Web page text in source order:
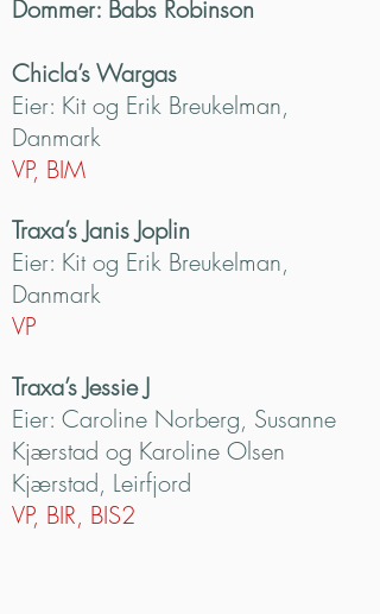
Dommer: Babs Robinson
Chicla’s Wargas
Eier: Kit og Erik Breukelman,
Danmark
VP, BIM
Traxa’s Janis Joplin
Eier: Kit og Erik Breukelman,
Danmark
VP
Traxa’s Jessie J
Eier: Caroline Norberg, Susanne
Kjærstad og Karoline Olsen
Kjærstad, Leirfjord
VP, BIR, BIS2